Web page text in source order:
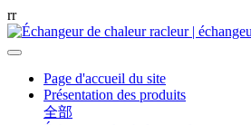
rr
Page d'accueil du site
Présentation des produits
全部